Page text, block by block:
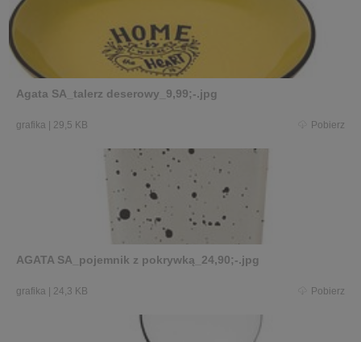
Agata SA_talerz deserowy_9,99;-.jpg
grafika 29,5 KB Pobierz
AGATA SA_pojemnik z pokrywką_24,90;-.jpg
grafika 24,3 KB Pobierz